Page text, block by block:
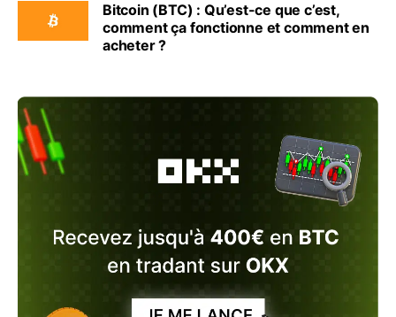
Bitcoin (BTC) : Qu’est-ce que c’est,
comment ça fonctionne et comment en
acheter ?